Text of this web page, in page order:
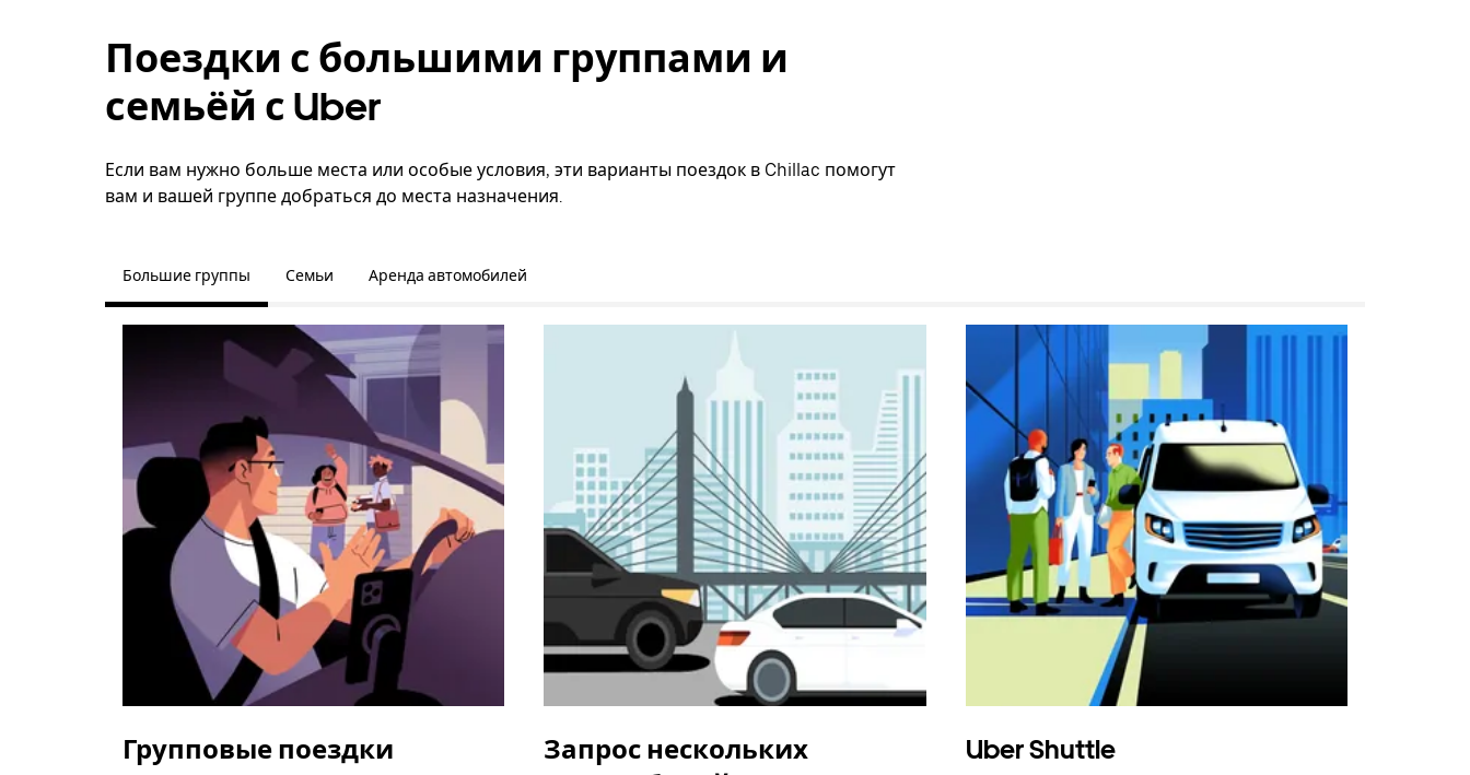
Поездки с большими группами и
семьёй с Uber
Если вам нужно больше места или особые условия, эти варианты поездок в Chillac помогут
вам и вашей группе добраться до места назначения.
Большие группы Семьи Аренда автомобилей
Групповые поездки
Запрос нескольких
Uber Shuttle